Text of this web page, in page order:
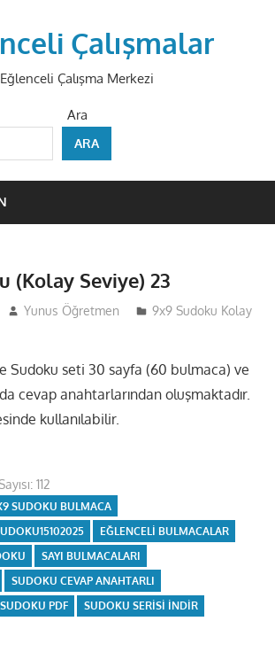
Çalışmalar
Eğlenceli Çalışma Merkezi
Ara
ARA
(Kolay Seviye) 23
Yunus Öğretmen
9x9 Sudoku Kolay
Sudoku seti 30 sayfa (60 bulmaca) ve
cevap anahtarlarından oluşmaktadır.
kullanılabilir.
112
SUDOKU BULMACA
EĞLENCELI BULMACALAR
SAYI BULMACALARI
SUDOKU CEVAP ANAHTARLI
SUDOKU PDF
SUDOKU SERISI INDIR